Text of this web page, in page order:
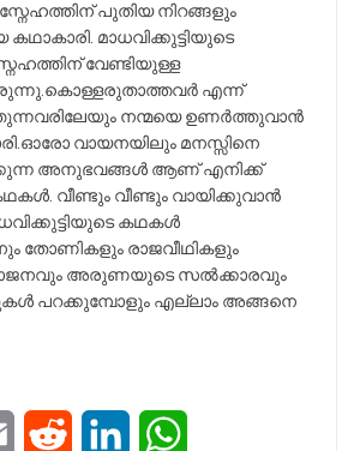
പുതിയ നിറങ്ങളും
മാധവിക്കുട്ടിയുടെ
വേണ്ടിയുള്ള
എന്ന്
നന്മയെ ഉണർത്തുവാൻ
വായനയിലും മനസ്സിനെ
അനുഭവങ്ങൾ ആണ് എനിക്ക്
വീണ്ടും വീണ്ടും വായിക്കുവാൻ
കഥകൾ
തോണികളും രാജവീഥികളും
അരുണയുടെ സൽക്കാരവും
പറക്കുമ്പോളും എല്ലാം അങ്ങനെ
Email Reddit LinkedIn